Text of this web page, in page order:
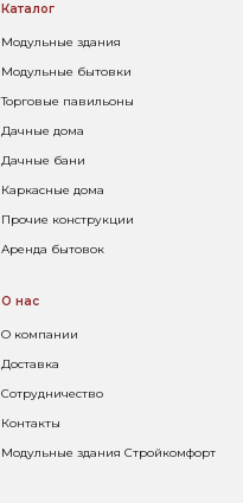
Каталог
Модульные здания
Модульные бытовки
Торговые павильоны
Дачные дома
Дачные бани
Каркасные дома
Прочие конструкции
Аренда бытовок
О нас
О компании
Доставка
Сотрудничество
Контакты
Модульные здания Стройкомфорт